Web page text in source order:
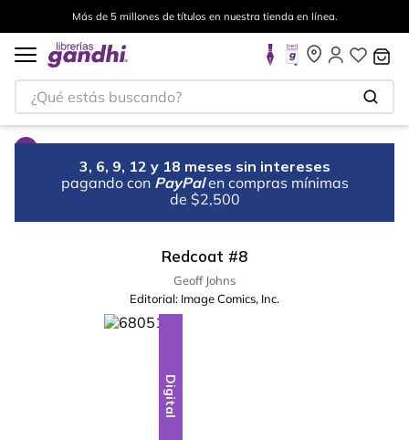
Más de 5 millones de títulos en nuestra tienda en línea.
¿Qué estás buscando?
3, 6, 9, 12 y 18 meses sin intereses
pagando con PayPal en compras mínimas
de $2,500
Redcoat #8
Geoff Johns
Editorial: Image Comics, Inc.
Digital